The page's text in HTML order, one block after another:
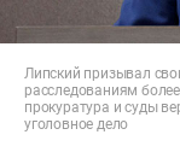
Липский призывал
расследованиям
прокуратура и суды
уголовное дело